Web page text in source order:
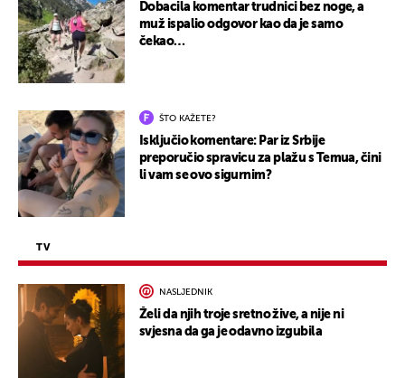
Dobacila komentar trudnici bez noge, a
muž ispalio odgovor kao da je samo
čekao…
ŠTO KAŽETE?
Isključio komentare: Par iz Srbije
preporučio spravicu za plažu s Temua, čini
li vam se ovo sigurnim?
TV
NASLJEDNIK
Želi da njih troje sretno žive, a nije ni
svjesna da ga je odavno izgubila